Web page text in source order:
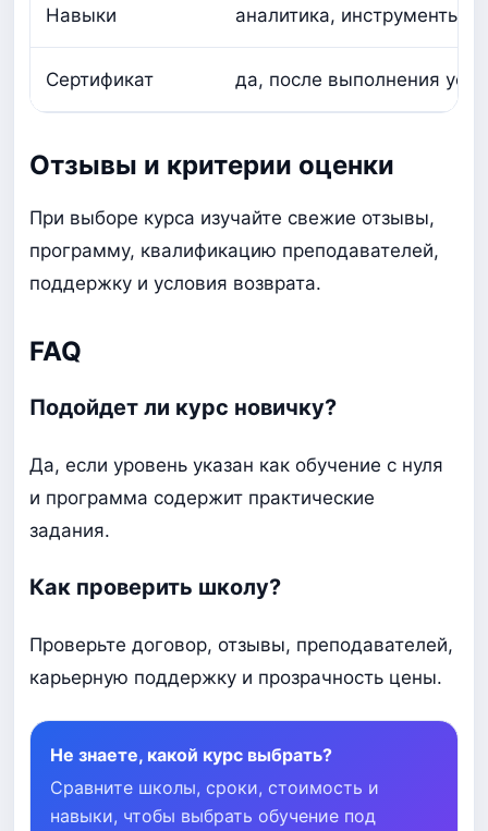
Навыки аналитика, инструменты,
Сертификат да, после выполнения
Отзывы и критерии оценки
При выборе курса изучайте свежие отзывы,
программу, квалификацию преподавателей,
поддержку и условия возврата.
FAQ
Подойдет ли курс новичку?
Да, если уровень указан как обучение с нуля
и программа содержит практические
задания.
Как проверить школу?
Проверьте договор, отзывы, преподавателей,
карьерную поддержку и прозрачность цены.
Не знаете, какой курс выбрать?
Сравните школы, сроки, стоимость и
навыки, чтобы выбрать обучение под